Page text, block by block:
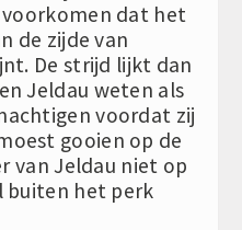
dat het
de zijde van
De strijd lijkt dan
Jeldau weten als
voordat zij
gooien op de
van Jeldau niet op
buiten het perk